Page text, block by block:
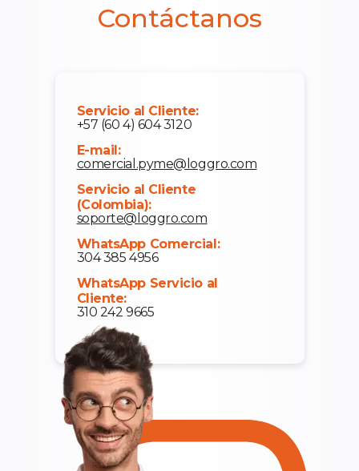
Contáctanos
Servicio al Cliente:
+57 (60 4) 604 3120
E-mail:
comercial.pyme@loggro.com
Servicio al Cliente
(Colombia):
soporte@loggro.com
WhatsApp Comercial:
304 385 4956
WhatsApp Servicio al
Cliente:
310 242 9665